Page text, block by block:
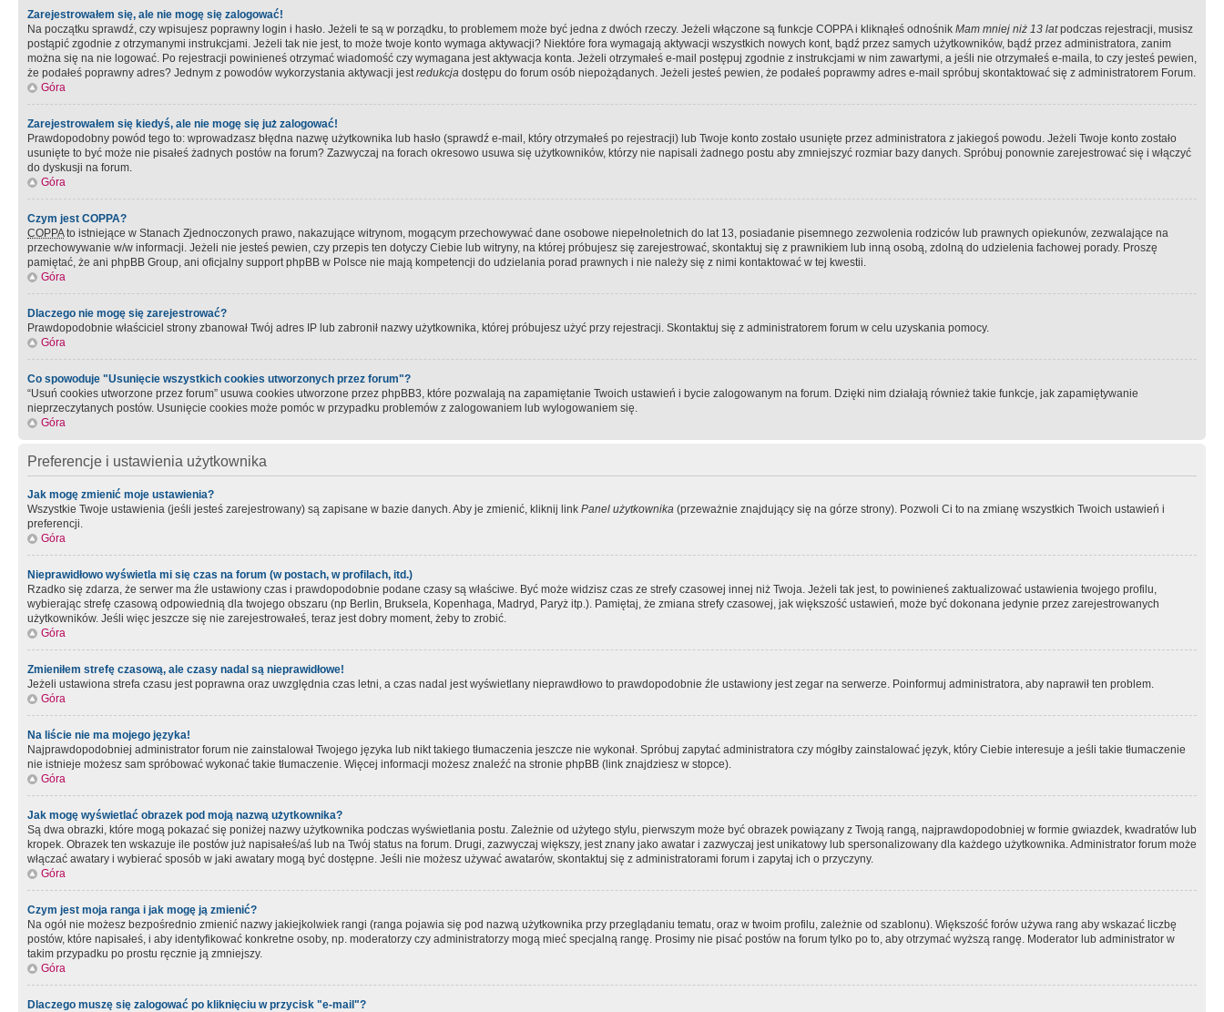
Zarejestrowałem się, ale nie mogę się zalogować!
Na początku sprawdź, czy wpisujesz poprawny login i hasło. Jeżeli te są w porządku, to problemem może być jedna z dwóch rzeczy. Jeżeli włączone są funkcje COPPA i kliknąłeś odnośnik Mam mniej niż 13 latpodczas rejestracji, musisz
postąpić zgodnie z otrzymanymi instrukcjami. Jeżeli tak nie jest, to może twoje konto wymaga aktywacji? Niektóre fora wymagają aktywacji wszystkich nowych kont, bądź przez samych użytkowników, bądź przez administratora, zanim
można się na nie logować. Po rejestracji powinieneś otrzymać wiadomość czy wymagana jest aktywacja konta. Jeżeli otrzymałeś e-mail postępuj zgodnie z instrukcjami w nim zawartymi, a jeśli nie otrzymałeś e-maila, to czy jesteś pewien,
że podałeś poprawny adres? Jednym z powodów wykorzystania aktywacji jestredukcja dostępu do forum osób niepożądanych. Jeżeli jesteś pewien, że podałeś poprawmy adres e-mail spróbuj skontaktować się z administratorem Forum.
Góra
Zarejestrowałem się kiedyś, ale nie mogę się już zalogować!
Prawdopodobny powód tego to: wprowadzasz błędna nazwę użytkownika lub hasło (sprawdź e-mail, który otrzymałeś po rejestracji) lub Twoje konto zostało usunięte przez administratora z jakiegoś powodu. Jeżeli Twoje konto zostało
usunięte to być może nie pisałeś żadnych postów na forum? Zazwyczaj na forach okresowo usuwa się użytkowników, którzy nie napisali żadnego postu aby zmniejszyć rozmiar bazy danych. Spróbuj ponownie zarejestrować się i włączyć
do dyskusji na forum.
Góra
Czym jest COPPA?
COPPAto istniejące w Stanach Zjednoczonych prawo, nakazujące witrynom, mogącym przechowywać dane osobowe niepełnoletnich do lat 13, posiadanie pisemnego zezwolenia rodziców lub prawnych opiekunów, zezwalające na
przechowywanie w/w informacji. Jeżeli nie jesteś pewien, czy przepis ten dotyczy Ciebie lub witryny, na której próbujesz się zarejestrować, skontaktuj się z prawnikiem lub inną osobą, zdolną do udzielenia fachowej porady. Proszę
pamiętać, że ani phpBB Group, ani oficjalny support phpBB w Polsce nie mają kompetencji do udzielania porad prawnych i nie należy się z nimi kontaktować w tej kwestii.
Góra
Dlaczego nie mogę się zarejestrować?
Prawdopodobnie właściciel strony zbanował Twój adres IP lub zabronił nazwy użytkownika, której próbujesz użyć przy rejestracji. Skontaktuj się z administratorem forum w celu uzyskania pomocy.
Góra
Co spowoduje "Usunięcie wszystkich cookies utworzonych przez forum"?
“Usuń cookies utworzone przez forum” usuwa cookies utworzone przez phpBB3, które pozwalają na zapamiętanie Twoich ustawień i bycie zalogowanym na forum. Dzięki nim działają również takie funkcje, jak zapamiętywanie
nieprzeczytanych postów. Usunięcie cookies może pomóc w przypadku problemów z zalogowaniem lub wylogowaniem się.
Góra
Preferencje i ustawienia użytkownika
Jak mogę zmienić moje ustawienia?
Wszystkie Twoje ustawienia (jeśli jesteś zarejestrowany) są zapisane w bazie danych. Aby je zmienić, kliknij link Panel użytkownika (przeważnie znajdujący się na górze strony). Pozwoli Ci to na zmianę wszystkich Twoich ustawień i
preferencji.
Góra
Nieprawidłowo wyświetla mi się czas na forum (w postach, w profilach, itd.)
Rzadko się zdarza, że serwer ma źle ustawiony czas i prawdopodobnie podane czasy są właściwe. Być może widzisz czas ze strefy czasowej innej niż Twoja. Jeżeli tak jest, to powinieneś zaktualizować ustawienia twojego profilu,
wybierając strefę czasową odpowiednią dla twojego obszaru (np Berlin, Bruksela, Kopenhaga, Madryd, Paryż itp.). Pamiętaj, że zmiana strefy czasowej, jak większość ustawień, może być dokonana jedynie przez zarejestrowanych
użytkowników. Jeśli więc jeszcze się nie zarejestrowałeś, teraz jest dobry moment, żeby to zrobić.
Góra
Zmieniłem strefę czasową, ale czasy nadal są nieprawidłowe!
Jeżeli ustawiona strefa czasu jest poprawna oraz uwzględnia czas letni, a czas nadal jest wyświetlany nieprawdłowo to prawdopodobnie źle ustawiony jest zegar na serwerze. Poinformuj administratora, aby naprawił ten problem.
Góra
Na liście nie ma mojego języka!
Najprawdopodobniej administrator forum nie zainstalował Twojego języka lub nikt takiego tłumaczenia jeszcze nie wykonał. Spróbuj zapytać administratora czy mógłby zainstalować język, który Ciebie interesuje a jeśli takie tłumaczenie
nie istnieje możesz sam spróbować wykonać takie tłumaczenie. Więcej informacji możesz znaleźć na stronie phpBB (link znajdziesz w stopce).
Góra
Jak mogę wyświetlać obrazek pod moją nazwą użytkownika?
Są dwa obrazki, które mogą pokazać się poniżej nazwy użytkownika podczas wyświetlania postu. Zależnie od użytego stylu, pierwszym może być obrazek powiązany z Twoją rangą, najprawdopodobniej w formie gwiazdek, kwadratów lub
kropek. Obrazek ten wskazuje ile postów już napisałeś/aś lub na Twój status na forum. Drugi, zazwyczaj większy, jest znany jako awatar i zazwyczaj jest unikatowy lub spersonalizowany dla każdego użytkownika. Administrator forum może
włączać awatary i wybierać sposób w jaki awatary mogą być dostępne. Jeśli nie możesz używać awatarów, skontaktuj się z administratorami forum i zapytaj ich o przyczyny.
Góra
Czym jest moja ranga i jak mogę ją zmienić?
Na ogół nie możesz bezpośrednio zmienić nazwy jakiejkolwiek rangi (ranga pojawia się pod nazwą użytkownika przy przeglądaniu tematu, oraz w twoim profilu, zależnie od szablonu). Większość forów używa rang aby wskazać liczbę
postów, które napisałeś, i aby identyfikować konkretne osoby, np. moderatorzy czy administratorzy mogą mieć specjalną rangę. Prosimy nie pisać postów na forum tylko po to, aby otrzymać wyższą rangę. Moderator lub administrator w
takim przypadku po prostu ręcznie ją zmniejszy.
Góra
Dlaczego muszę się zalogować po kliknięciu w przycisk "e-mail"?